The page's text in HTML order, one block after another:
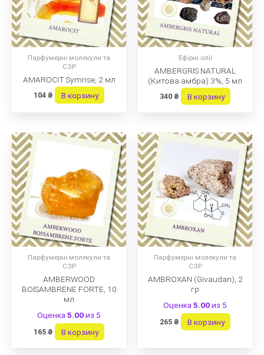
Парфумерні молекули та
СЗР
AMAROCIT Symrise, 2 мл
104 ₴ В корзину
Ефірні олії
AMBERGRIS NATURAL
(Китова амбра) 3%, 5 мл
340 ₴ В корзину
Парфумерні молекули та
СЗР
AMBERWOOD
BOISAMBRENE FORTE, 10
мл
Оценка 5.00из 5
165 ₴ В корзину
Парфумерні молекули та
СЗР
AMBROXAN (Givaudan), 2
гр
Оценка 5.00из 5
265 ₴ В корзину